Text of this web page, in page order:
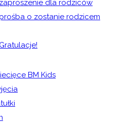
dla rodziców
o zostanie rodzicem
BM Kids